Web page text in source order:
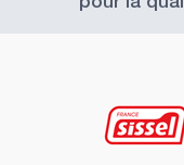
pour la